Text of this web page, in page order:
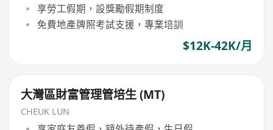
享勞工假期，設獎勵假期制度
免費地產牌照考試支援，專業培訓
$12K-42K/月
大灣區財富管理管培生 (MT)
CHEUK LUN